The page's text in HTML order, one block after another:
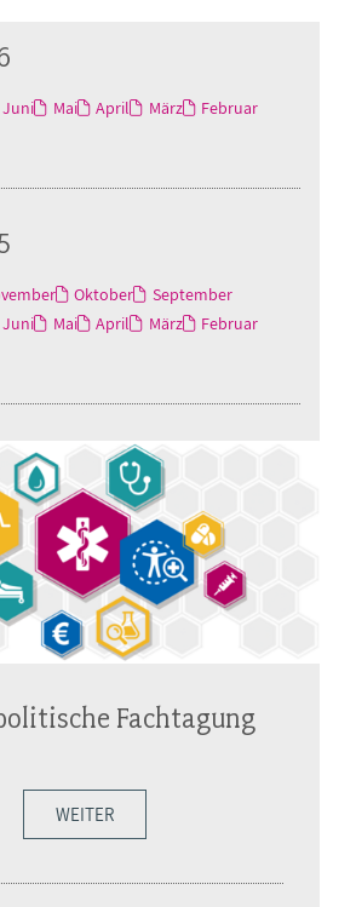
Juni Mai April März
Februar
Oktober
September
Juni Mai April März
Februar
Fachtagung
WEITER